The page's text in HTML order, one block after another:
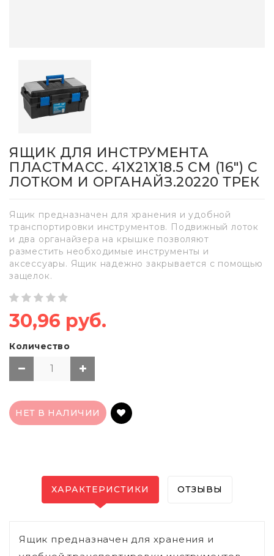
ЯЩИК ДЛЯ ИНСТРУМЕНТА
ПЛАСТМАСС. 41Х21Х18.5 СМ (16") С
ЛОТКОМ И ОРГАНАЙЗ.20220 ТРЕК
Ящик предназначен для хранения и удобной
транспортировки инструментов. Подвижный лоток
и два органайзера на крышке позволяют
разместить необходимые инструменты и
аксессуары. Ящик надежно закрывается с помощью
защелок.
30,96 руб.
Количество
НЕТ В НАЛИЧИИ
ХАРАКТЕРИСТИКИ ОТЗЫВЫ
Ящик предназначен для хранения и